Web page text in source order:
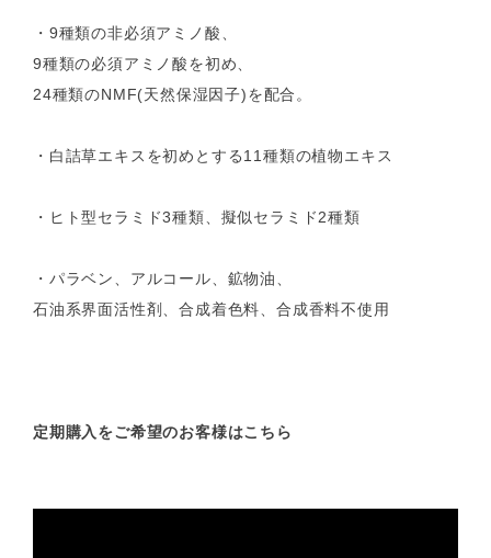
・9種類の非必須アミノ酸、
9種類の必須アミノ酸を初め、
24種類のNMF(天然保湿因子)を配合。
・白詰草エキスを初めとする11種類の植物エキス
・ヒト型セラミド3種類、擬似セラミド2種類
・パラベン、アルコール、鉱物油、
石油系界面活性剤、合成着色料、合成香料不使用
定期購入をご希望のお客様はこちら